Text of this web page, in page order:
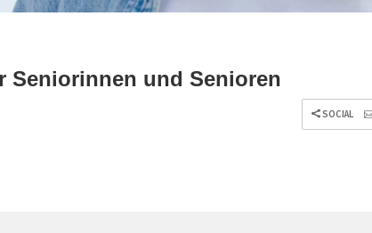
Seniorinnen und Senioren
SOCIAL